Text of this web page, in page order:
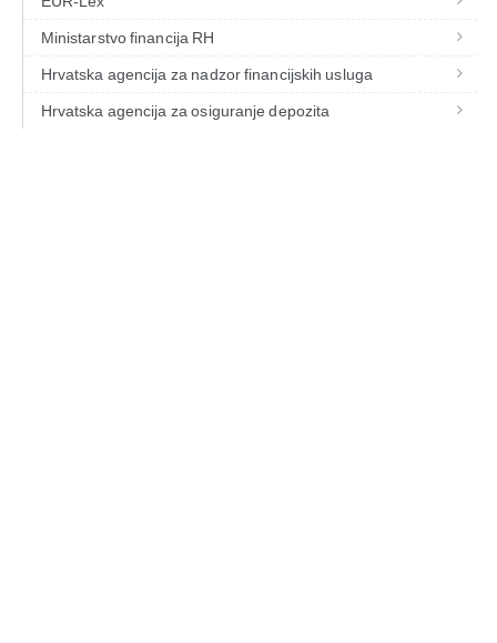
Ministarstvo financija RH
Hrvatska agencija za nadzor financijskih usluga
Hrvatska agencija za osiguranje depozita